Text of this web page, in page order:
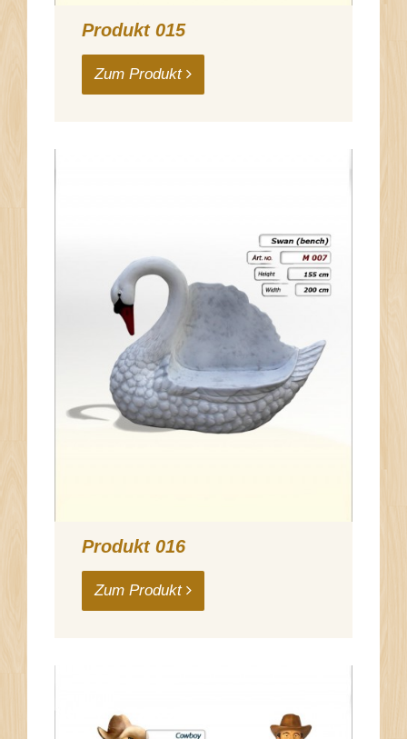
Produkt 015
Zum Produkt
Produkt 016
Zum Produkt